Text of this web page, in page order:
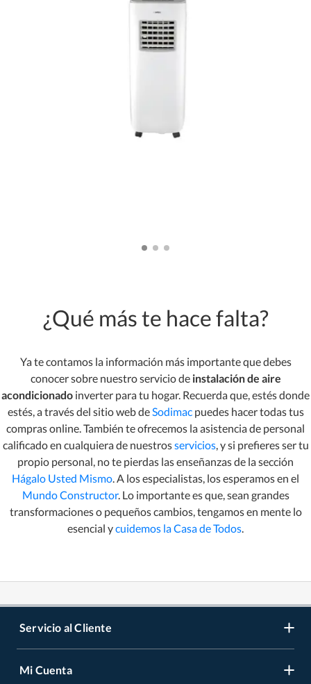
¿Qué más te hace falta?
Ya te contamos la información más importante que debes
conocer sobre nuestro servicio de instalación de aire
acondicionado inverter para tu hogar. Recuerda que, estés donde
estés, a través del sitio web de Sodimacpuedes hacer todas tus
compras online. También te ofrecemos la asistencia de personal
calificado en cualquiera de nuestrosservicios, y si prefieres ser tu
propio personal, no te pierdas las enseñanzas de la sección
Hágalo Usted Mismo . A los especialistas, los esperamos en el
Mundo Constructor. Lo importante es que, sean grandes
transformaciones o pequeños cambios, tengamos en mente lo
esencial ycuidemos la Casa de Todos
Servicio al Cliente
Contáctanos
Mi Cuenta